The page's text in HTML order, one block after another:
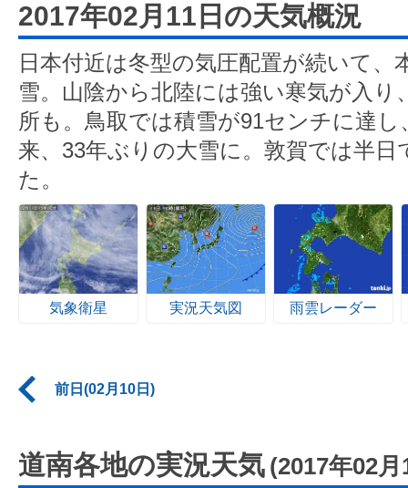
2017年02月11日の天気概況
日本付近は冬型の気圧配置が続いて、
雪。山陰から北陸には強い寒気が入り
所も。鳥取では積雪が91センチに達
来、33年ぶりの大雪に。敦賀では半
た。
気象衛星 実況天気図 雨雲レーダー
前日(02月10日)
道南各地の実況天気 (2017年02月